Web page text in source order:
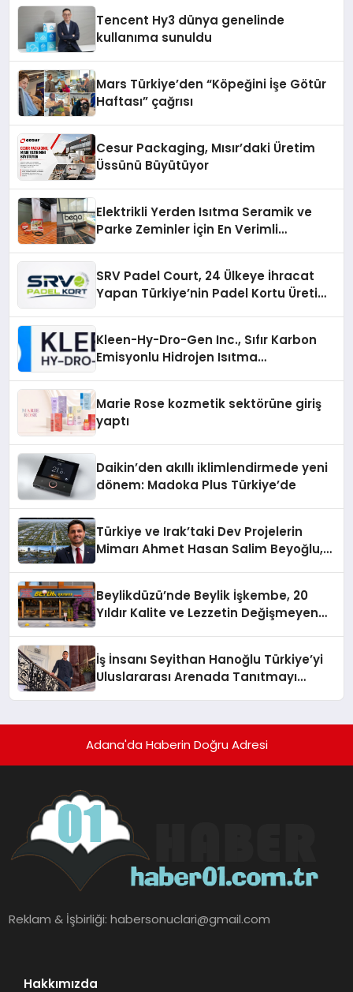
Tencent Hy3 dünya genelinde
kullanıma sunuldu
Mars Türkiye’den “Köpeğini İşe Götür
Haftası” çağrısı
Cesur Packaging, Mısır’daki Üretim
Üssünü Büyütüyor
Elektrikli Yerden Isıtma Seramik ve
Parke Zeminler İçin En Verimli
SRV Padel Court, 24 Ülkeye İhracat
Yapan Türkiye’nin Padel Kortu Üretim
Kleen-Hy-Dro-Gen Inc., Sıfır Karbon
Emisyonlu Hidrojen Isıtma
Marie Rose kozmetik sektörüne giriş
yaptı
Daikin’den akıllı iklimlendirmede yeni
dönem: Madoka Plus Türkiye’de
Türkiye ve Irak’taki Dev Projelerin
Mimarı Ahmet Hasan Salim Beyoğlu,
Hayata Geçirecek
Beylikdüzü’nde Beylik İşkembe, 20
Yıldır Kalite ve Lezzetin Değişmeyen
İş İnsanı Seyithan Hanoğlu Türkiye’yi
Uluslararası Arenada Tanıtmayı
Adana'da Haberin Doğru Adresi
Reklam & İşbirliği:habersonuclari@gmail.com
Hakkımızda